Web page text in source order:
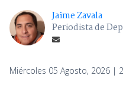
Jaime Zavala
Periodista de
Miércoles 05 Agosto, 2026 |